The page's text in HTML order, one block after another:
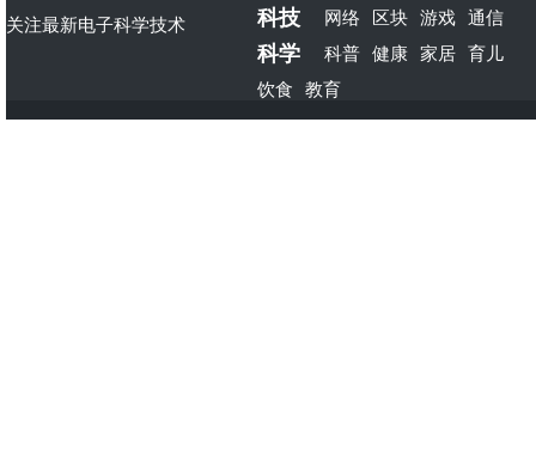
关注最新电子科学技术 科技 网络 区块 游戏 通信
科学 科普 健康 家居 育儿
饮食 教育